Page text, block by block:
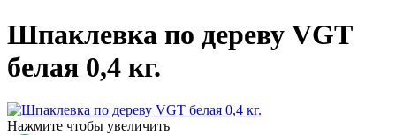
Шпаклевка по дереву VGT
белая 0,4 кг.
Нажмите чтобы увеличить